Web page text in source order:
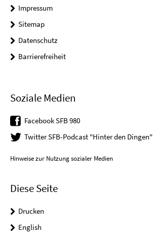
Impressum
Sitemap
Datenschutz
Barrierefreiheit
Soziale Medien
Facebook SFB 980
Twitter SFB-Podcast "Hinter den Dingen"
Hinweise zur Nutzung sozialer Medien
Diese Seite
Drucken
English